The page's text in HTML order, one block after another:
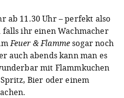
ab 11.30 Uhr – perfekt also
falls ihr einen Wachmacher
Feuer & Flammesogar noch
auch abends kann man es
mit Flammkuchen
Bier oder einem